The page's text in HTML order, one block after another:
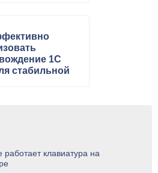
1С
стабильной
работает клавиатура на